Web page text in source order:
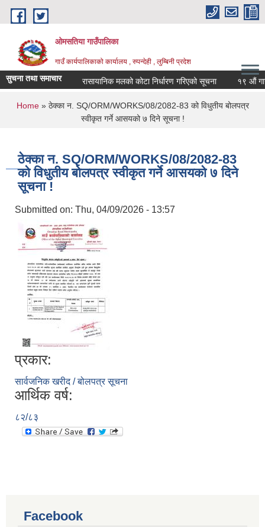
Skip to main content
ओमसतिया गाउँपालिका
गाउँ कार्यपालिकाको कार्यालय , रुपन्देही , लुम्बिनी प्रदेश
सुचना तथा समाचार रासायानिक मलको कोटा निर्धारण गरिएको सूचना १९ औं
You are here
Home» ठेक्का न. SQ/ORM/WORKS/08/2082-83 को विधुतीय बोलपत्र
स्वीकृत गर्ने आसयको ७ दिने सूचना !
ठेक्का न. SQ/ORM/WORKS/08/2082-83
को विधुतीय बोलपत्र स्वीकृत गर्ने आसयको ७ दिने
सूचना !
Submitted on: Thu, 04/09/2026 - 13:57
प्रकार:
सार्वजनिक खरीद / बोलपत्र सूचना
आर्थिक वर्ष:
८२/८३
Facebook